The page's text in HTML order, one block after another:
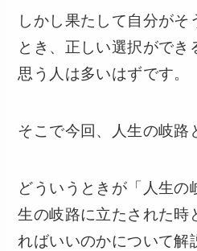
しかし果たして自分がそ
とき、正しい選択ができ
思う人は多いはずです。
そこで今回、人生の岐路
どういうときが「人生の
生の岐路に立たされた時
ればいいのかについて解